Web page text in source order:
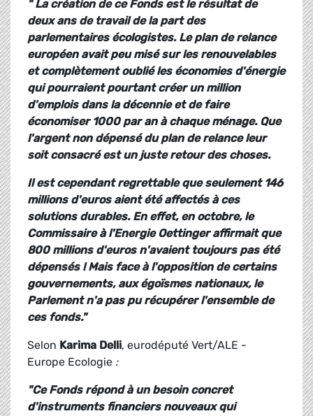
" La création de ce Fonds est le résultat de
deux ans de travail de la part des
parlementaires écologistes. Le plan de relance
européen avait peu misé sur les renouvelables
et complètement oublié les économies d'énergie
qui pourraient pourtant créer un million
d'emplois dans la décennie et de faire
économiser 1000 par an à chaque ménage. Que
l'argent non dépensé du plan de relance leur
soit consacré est un juste retour des choses.
Il est cependant regrettable que seulement 146
millions d'euros aient été affectés à ces
solutions durables. En effet, en octobre, le
Commissaire à l'Energie Oettinger affirmait que
800 millions d'euros n'avaient toujours pas été
dépensés ! Mais face à l'opposition de certains
gouvernements, aux égoïsmes nationaux, le
Parlement n'a pas pu récupérer l'ensemble de
ces fonds."
Selon Karima Delli, eurodéputé Vert/ALE -
Europe Ecologie :
"Ce Fonds répond à un besoin concret
d'instruments financiers nouveaux qui